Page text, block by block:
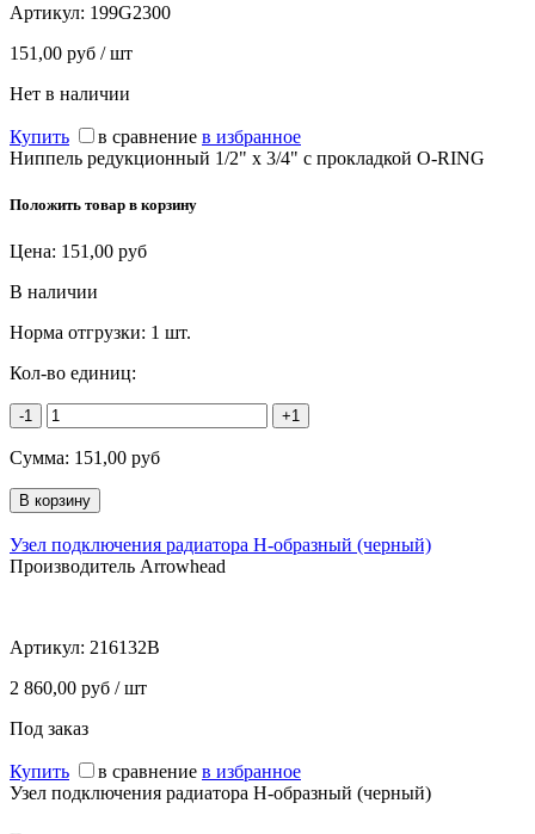
Артикул: 199G2300
151,00 руб / шт
Нет в наличии
Купить в сравнение в избранное
Ниппель редукционный 1/2" х 3/4" с прокладкой O-RING
Положить товар в корзину
Цена: 151,00 руб
В наличии
Норма отгрузки: 1 шт.
Кол-во единиц:
-1 +1
Сумма: 151,00 руб
Узел подключения радиатора H-образный (черный)
Производитель Arrowhead
Артикул: 216132B
2 860,00 руб / шт
Под заказ
Купить в сравнение в избранное
Узел подключения радиатора H-образный (черный)